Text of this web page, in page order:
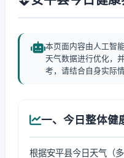
本页面内容由人工智
天气数据进行优化，
考，请结合自身实际
一、今日整体健
根据安平县今日天气（